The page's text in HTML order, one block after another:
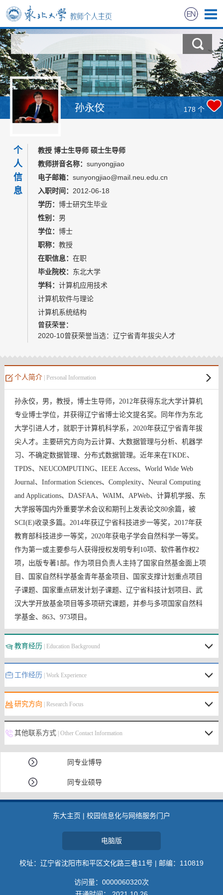
首页
科学研究
教学研究
招生信息
学生信息
教师风采
获奖信息
教师博客
孙永佼 178 个
个
人
信
息
教授 博士生导师 硕士生导师
教师拼音名称： sunyongjiao
电子邮箱： sunyongjiao@mail.neu.edu.cn
入职时间： 2012-06-18
学历： 博士研究生毕业
性别： 男
学位： 博士
职称： 教授
在职信息： 在职
毕业院校： 东北大学
学科： 计算机应用技术
计算机软件与理论
计算机系统结构
曾获荣誉：
2020-10曾获荣誉当选：辽宁省青年拔尖人才
个人简介| Personal Information
孙永佼，男，教授，博士生导师，2012年获得东北大学计算机
专业博士学位，并获得辽宁省博士论文提名奖。同年作为东北
大学引进人才，就职于计算机科学系，2020年获辽宁省青年拔
尖人才。主要研究方向为云计算、大数据管理与分析、机器学
习、不确定数据管理、分布式数据管理。近年来在TKDE、
TPDS、NEUCOMPUTING、IEEE Access、World Wide Web
Journal、Information Sciences、Complexity、Neural Computing
and Applications、DASFAA、WAIM、APWeb、计算机学报、东
大学报等国内外重要学术会议和期刊上发表论文80余篇，被
SCI(E)收录多篇。2014年获辽宁省科技进步一等奖，2017年获
教育部科技进步一等奖，2020年获电子学会自然科学一等奖。
作为第一或主要参与人获得授权发明专利10项、软件著作权2
项，出版专著1部。作为项目负责人主持了国家自然基金面上项
目、国家自然科学基金青年基金项目、国家支撑计划重点项目
子课题、国家重点研发计划子课题、辽宁省科技计划项目、武
汉大学开放基金项目等多项研究课题，并参与多项国家自然科
学基金、863、973项目。
教育经历 | Education Background
工作经历 | Work Experience
研究方向 | Research Focus
其他联系方式| Other Contact Information
同专业博导
同专业硕导
东大主页 | 校园信息化与网络服务门户
电脑版
校址：辽宁省沈阳市和平区文化路三巷11号 | 邮编：110819
访问量： 0000060320次